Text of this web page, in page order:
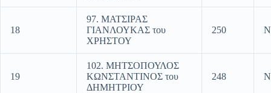
18
97. ΜΑΤΣΙΡΑΣ
ΓΙΑΝΛΟΥΚΑΣ του
ΧΡΗΣΤΟΥ
250
19
102. ΜΗΤΣΟΠΟΥΛΟΣ
ΚΩΝΣΤΑΝΤΙΝΟΣ του
ΔΗΜΗΤΡΙΟΥ
248